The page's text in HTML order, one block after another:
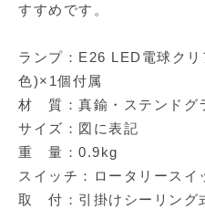
すすめです。
ランプ：E26 LED電球ク
色)×1個付属
材 質：真鍮・ステンドグ
サイズ：図に表記
重 量：0.9kg
スイッチ：ロータリースイ
取 付：引掛けシーリング